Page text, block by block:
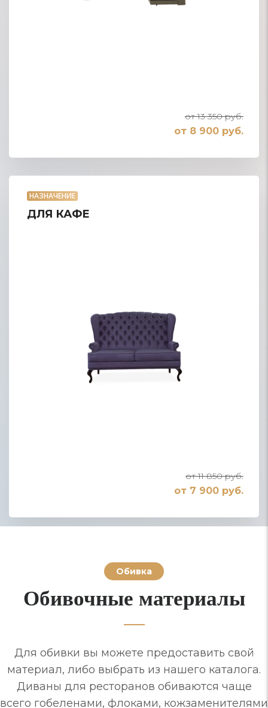
от 13 350 руб.
от 8 900 руб.
НАЗНАЧЕНИЕ
ДЛЯ КАФЕ
от 11 850 руб.
от 7 900 руб.
Обивка
Обивочные материалы
Для обивки вы можете предоставить свой
материал, либо выбрать из нашего каталога.
Диваны для ресторанов обиваются чаще
всего гобеленами, флоками, кожзаменителями